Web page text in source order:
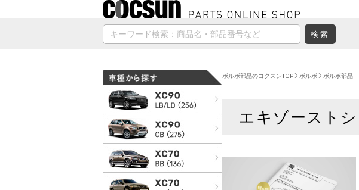
検索
ボルボ部品のコクスンTOP ボルボ ボルボ部品
エキゾースト